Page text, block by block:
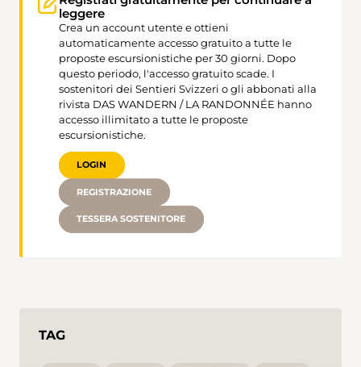
leggere
Crea un account utente e ottieni
automaticamente accesso gratuito a tutte le
proposte escursionistiche per 30 giorni. Dopo
questo periodo, l'accesso gratuito scade. I
sostenitori dei Sentieri Svizzeri o gli abbonati alla
rivista DAS WANDERN / LA RANDONNÉE hanno
accesso illimitato a tutte le proposte
escursionistiche.
LOGIN
REGISTRAZIONE
TESSERA SOSTENITORE
TAG